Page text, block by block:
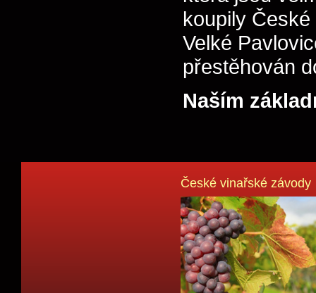
koupily
Velké
přestěhován
Naším
České vinařské závody